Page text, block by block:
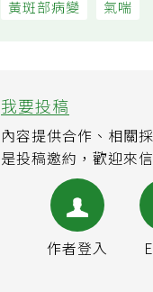
我要投稿
內容提供合作、相關
是投稿邀約，歡迎來